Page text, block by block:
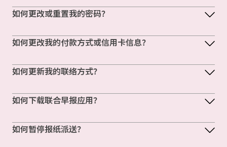
如何更改或重置我的密码？
如何更改我的付款方式或信用卡信息？
如何更新我的联络方式？
如何下载联合早报应用？
如何暂停报纸派送？